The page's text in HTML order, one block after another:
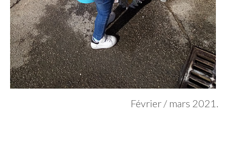
Février / mars 2021.